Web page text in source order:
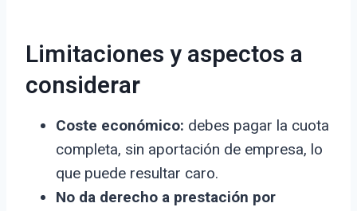
Limitaciones y aspectos a
considerar
Coste económico: debes pagar la cuota
completa, sin aportación de empresa, lo
que puede resultar caro.
No da derecho a prestación por